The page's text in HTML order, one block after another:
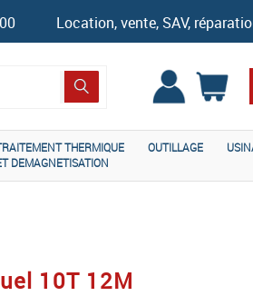
Location, vente, SAV,
THERMIQUE
DEMAGNETISATION
OUTILLAGE
10T 12M